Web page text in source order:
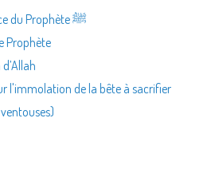
Commémorer la naissance du Prophète ﷺ
Prophète
l'immolation de la bête à sacrifier